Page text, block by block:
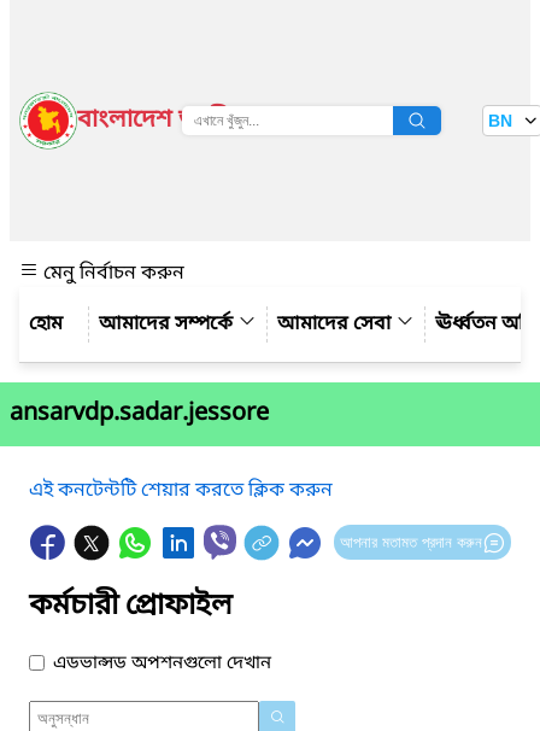
বাংলাদেশ জাতীয় তথ্য বাতায়ন BN
মেনু নির্বাচন করুন
আমাদের সম্পর্কে
আমাদের সেবা ঊর্ধ্বতন
ansarvdp.sadar.jessore
এই কনটেন্টটি শেয়ার করতে ক্লিক করুন
আপনার মতামত প্রদান করুন
কর্মচারী প্রোফাইল
এডভান্সড অপশনগুলো দেখান